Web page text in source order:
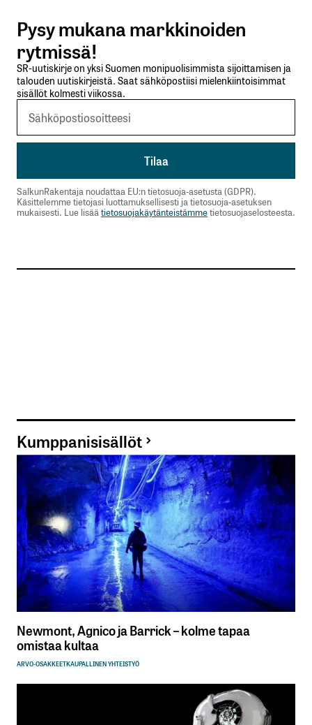
Lähetä kommentti
Pysy mukana markkinoiden
rytmissä!
SR-uutiskirje on yksi Suomen monipuolisimmista sijoittamisen ja
talouden uutiskirjeistä. Saat sähköpostiisi mielenkiintoisimmat
sisällöt kolmesti viikossa.
SalkunRakentaja noudattaa EU:n tietosuoja-asetusta (GDPR).
Käsittelemme tietojasi luottamuksellisesti ja tietosuoja-asetuksen
mukaisesti. Lue lisää tietosuojakäytänteistämmetietosuojaselosteesta.
Kumppanisisällöt
Newmont, Agnico ja Barrick – kolme tapaa
omistaa kultaa
ARVO-OSAKKEETKAUPALLINEN YHTEISTYÖ